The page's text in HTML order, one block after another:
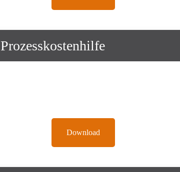
Prozesskostenhilfe
Download